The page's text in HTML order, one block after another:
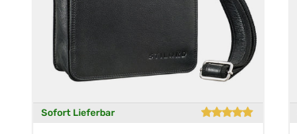
Sofort Lieferbar